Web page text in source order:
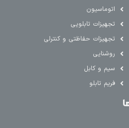
اتوماسیون
تجهیزات تابلویی
تجهیزات حفاظتی و کنترلی
روشنایی
سیم و کابل
فریم تابلو